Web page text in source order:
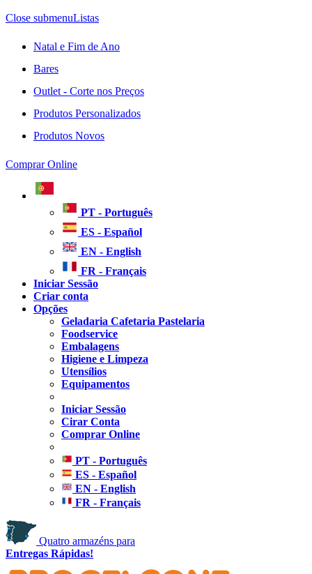
Close submenuListas
Natal e Fim de Ano
Bares
Outlet - Corte nos Preços
Produtos Personalizados
Produtos Novos
Comprar Online
PT - Português
ES - Español
EN - English
FR - Français
Iniciar Sessão
Criar conta
Opções
Geladaria Cafetaria Pastelaria
Foodservice
Embalagens
Higiene e Limpeza
Utensílios
Equipamentos
Iniciar Sessão
Cirar Conta
Comprar Online
PT - Português
ES - Español
EN - English
FR - Français
Quatro armazéns para
Entregas Rápidas!